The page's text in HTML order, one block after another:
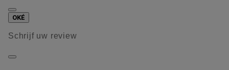
OKÉ
Schrijf uw review